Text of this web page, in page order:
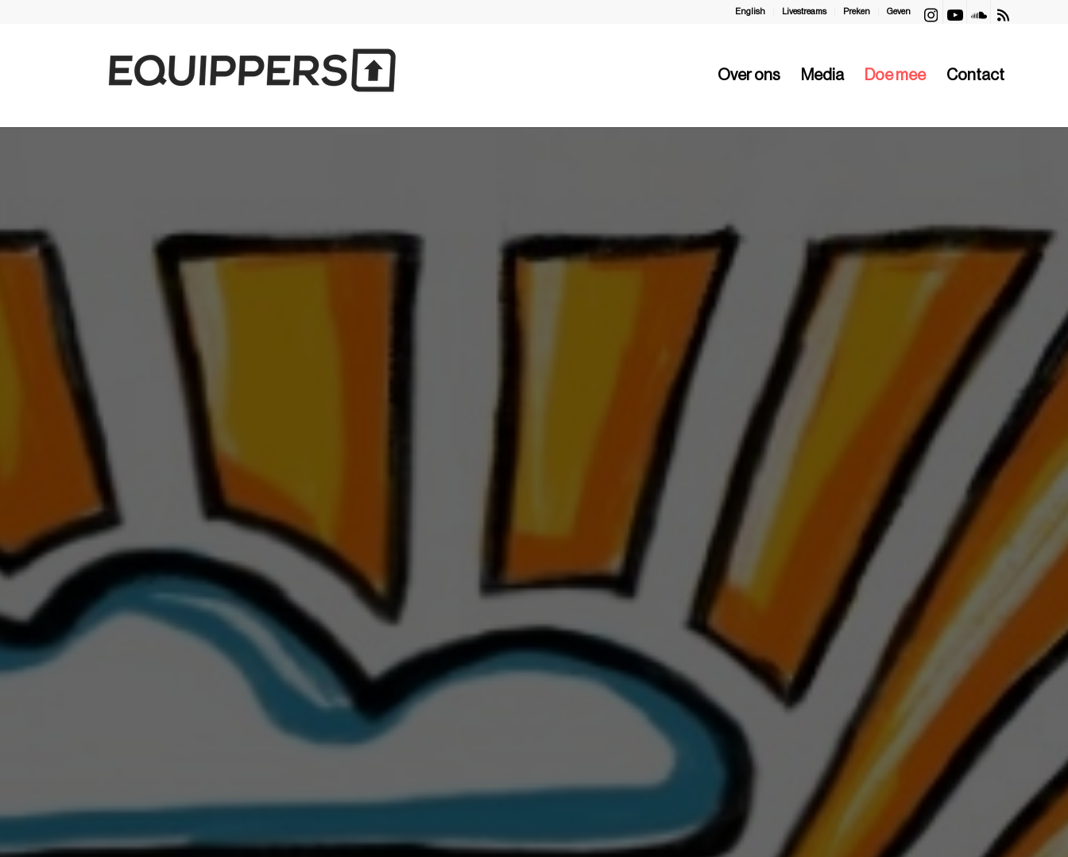
English Livestreams Preken Geven
Over ons Media Doe mee Contact